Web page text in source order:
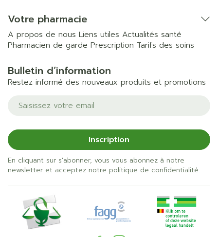
Votre pharmacie
A propos de nous Liens utiles Actualités santé
Pharmacien de garde Prescription Tarifs des soins
Bulletin d’information
Restez informé des nouveaux produits et promotions
Adresse mail
Inscription
En cliquant sur s'abonner, vous vous abonnez à notre
newsletter et acceptez notre politique de confidentialité.